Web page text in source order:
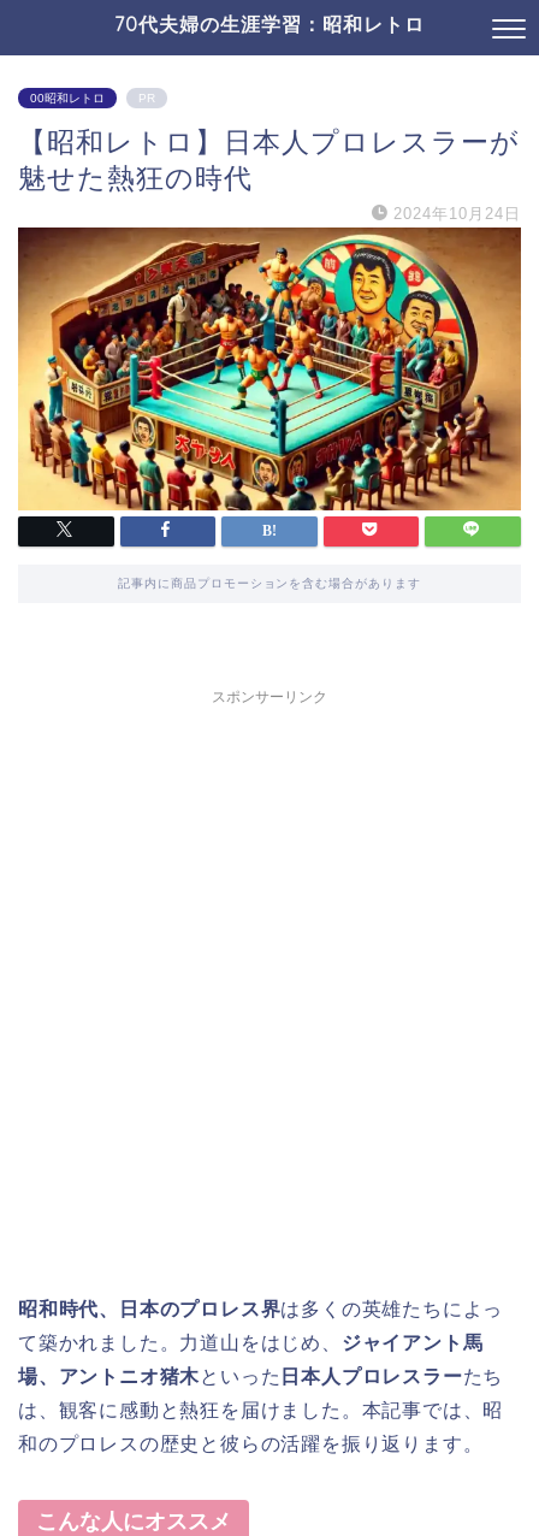
70代夫婦の生涯学習：昭和レトロ
00昭和レトロ PR
【昭和レトロ】日本人プロレスラーが
魅せた熱狂の時代
2024年10月24日
記事内に商品プロモーションを含む場合があります
スポンサーリンク
昭和時代、日本のプロレス界は多くの英雄たちによっ
て築かれました。力道山をはじめ、 ジャイアント馬
場、アントニオ猪木といった 日本人プロレスラーたち
は、観客に感動と熱狂を届けました。本記事では、昭
和のプロレスの歴史と彼らの活躍を振り返ります。
こんな人にオススメ